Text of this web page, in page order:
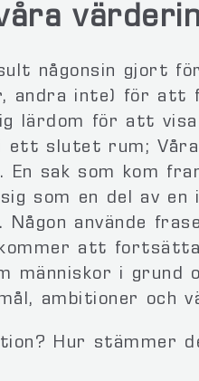
någonsin gjort
andra inte) för att
lärdom för att
ett slutet rum;
En sak som kom
som en del av en
använde
att
människor i grund
ambitioner och
Hur stämmer